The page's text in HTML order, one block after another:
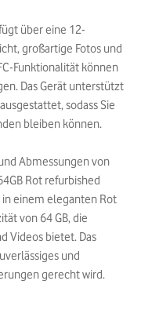
über eine 12-
großartige Fotos und
Funktionalität können
Das Gerät unterstützt
sodass Sie
bleiben können.
Abmessungen von
Rot refurbished
in einem eleganten Rot
von 64 GB, die
Videos bietet. Das
und
gerecht wird.